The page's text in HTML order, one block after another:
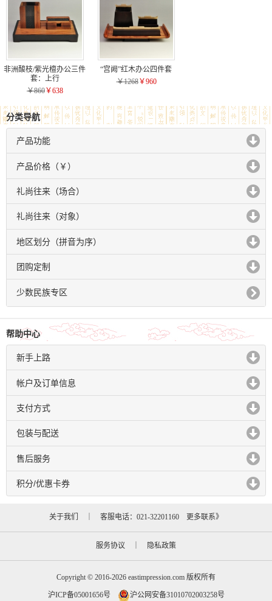
非洲酸枝/紫光檀办公三件
套：上行
￥860￥638
“宫阙”红木办公四件套
￥1268￥960
分类导航
产品功能
click to expand contents
产品价格（￥）
click to expand contents
礼尚往来（场合）
click to expand contents
礼尚往来（对象）
click to expand contents
地区划分（拼音为序）
click to expand contents
团购定制
click to expand contents
少数民族专区
帮助中心
新手上路
click to expand contents
帐户及订单信息
click to expand contents
支付方式
click to expand contents
包装与配送
click to expand contents
售后服务
click to expand contents
积分/优惠卡券
click to expand contents
关于我们 ｜ 客服电话：021-32201160 更多联系》
服务协议 隐私政策
Copyright © 2016-2026 eastimpression.com 版权所有
沪ICP备05001656号 沪公网安备31010702003258号